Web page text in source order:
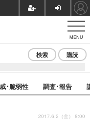
MENU
検索 購読
･脆弱性 調査･報告
2017.6.2（金） 8:00